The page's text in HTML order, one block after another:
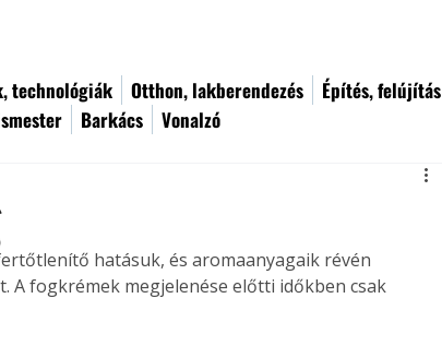
technológiák Otthon, lakberendezés Építés, felújítás
Barkács Vonalzó
hatásuk, és aromaanyagaik révén
A fogkrémek megjelenése előtti időkben csak